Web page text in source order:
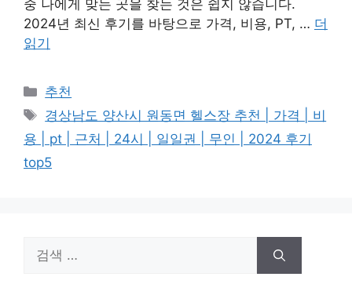
중 나에게 맞는 곳을 찾는 것은 쉽지 않습니다.
2024년 최신 후기를 바탕으로 가격, 비용, PT, … 더
읽기
카
테
리
추천
태
그
경상남도 양산시 원동면 헬스장 추천 | 가격 | 비
용 | pt | 근처 | 24시 | 일일권 | 무인 | 2024 후기
top5
색: